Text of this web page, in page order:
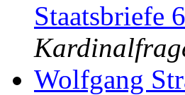
Staatsbriefe
Wolfgang